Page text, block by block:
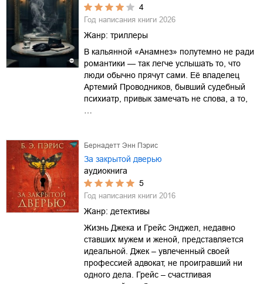
4
Год написания книги 2026
Жанр: триллеры
В кальянной «Анамнез» полутемно не ради
романтики — так легче услышать то, что
люди обычно прячут сами. Её владелец
Артемий Проводников, бывший судебный
психиатр, привык замечать не слова, а то,
Бернадетт Энн Пэрис
За закрытой дверью
аудиокнига
5
Год написания книги 2016
Жанр: детективы
Жизнь Джека и Грейс Энджел, недавно
ставших мужем и женой, представляется
идеальной. Джек – увлеченный своей
профессией адвокат, не проигравший ни
одного дела. Грейс – счастливая